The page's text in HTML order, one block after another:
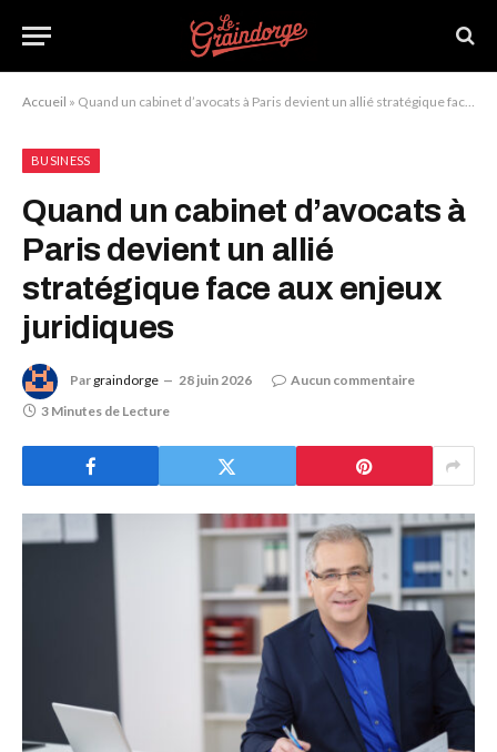
Accueil » Quand un cabinet d’avocats à Paris devient un allié stratégique face aux enjeux juridiques
BUSINESS
Quand un cabinet d’avocats à
Paris devient un allié
stratégique face aux enjeux
juridiques
Par graindorge 28 juin 2026
Aucun commentaire
3 Minutes de Lecture